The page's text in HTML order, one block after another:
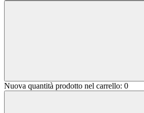
Nuova quantità prodotto nel carrello: 0